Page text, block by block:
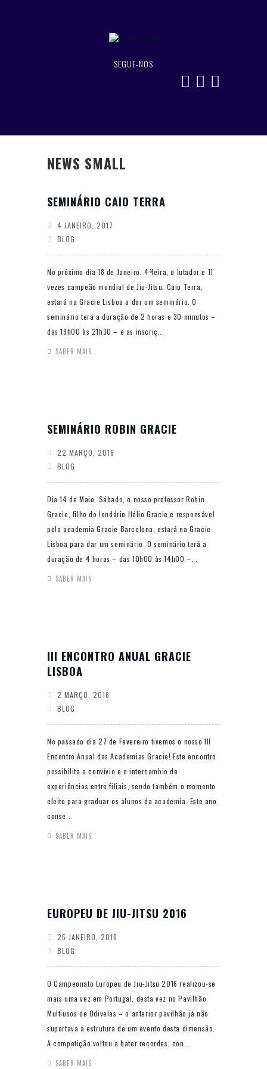
SEGUE-NOS
NEWS SMALL
SEMINÁRIO CAIO TERRA
4 JANEIRO, 2017
BLOG
No próximo dia 18 de Janeiro, 4ªfeira, o lutador e 11
vezes campeão mundial de Jiu-Jitsu, Caio Terra,
estará na Gracie Lisboa a dar um seminário. O
seminário terá a duração de 2 horas e 30 minutos –
das 19h00 às 21h30 – e as inscriç...
SABER MAIS
SEMINÁRIO ROBIN GRACIE
22 MARÇO, 2016
BLOG
Dia 14 de Maio, Sábado, o nosso professor Robin
Gracie, filho do lendário Hélio Gracie e responsável
pela academia Gracie Barcelona, estará na Gracie
Lisboa para dar um seminário. O seminário terá a
duração de 4 horas – das 10h00 às 14h00 –...
SABER MAIS
III ENCONTRO ANUAL GRACIE
LISBOA
2 MARÇO, 2016
BLOG
No passado dia 27 de Fevereiro tivemos o nosso III
Encontro Anual das Academias Gracie! Este encontro
possibilita o convívio e o intercambio de
experiências entre filiais, sendo também o momento
eleito para graduar os alunos da academia. Este ano
conse...
SABER MAIS
EUROPEU DE JIU-JITSU 2016
25 JANEIRO, 2016
BLOG
O Campeonato Europeu de Jiu-Jitsu 2016 realizou-se
mais uma vez em Portugal, desta vez no Pavilhão
Multiusos de Odivelas – o anterior pavilhão já não
suportava a estrutura de um evento desta dimensão.
A competição voltou a bater recordes, con...
SABER MAIS